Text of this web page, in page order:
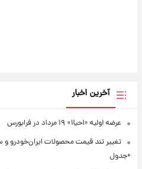
آخرین اخبار
عرضه اولیه «احیا۱» ۱۹ مرداد در فرابورس
+جدول